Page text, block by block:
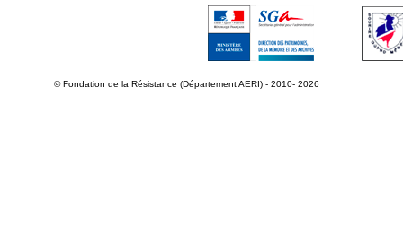
© Fondation de la Résistance (Département AERI) - 2010- 2026